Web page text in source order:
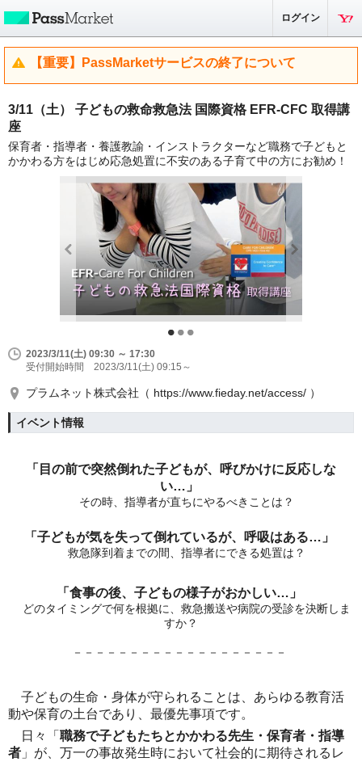
ログイン
【重要】PassMarketサービスの終了について
3/11（土） 子どもの救命救急法 国際資格 EFR-CFC 取得講
座
保育者・指導者・養護教諭・インストラクターなど職務で子どもと
かかわる方をはじめ応急処置に不安のある子育て中の方にお勧め！
2023/3/11(土) 09:30 ～ 17:30
受付開始時間 2023/3/11(土) 09:15～
プラムネット株式会社（ https://www.fieday.net/access/ ）
イベント情報
「目の前で突然倒れた子どもが、呼びかけに反応しな
い…」
その時、指導者が直ちにやるべきことは？
「子どもが気を失って倒れているが、呼吸はある…」
救急隊到着までの間、指導者にできる処置は？
「食事の後、子どもの様子がおかしい…」
どのタイミングで何を根拠に、救急搬送や病院の受診を決断しま
すか？
－－－－－－－－－－－－－－－－－－－
子どもの生命・身体が守られることは、あらゆる教育活
動や保育の土台であり、最優先事項です。
日々「 職務で子どもたちとかかわる先生・保育者・指導
者 」が、万一の事故発生時において社会的に期待されるレ